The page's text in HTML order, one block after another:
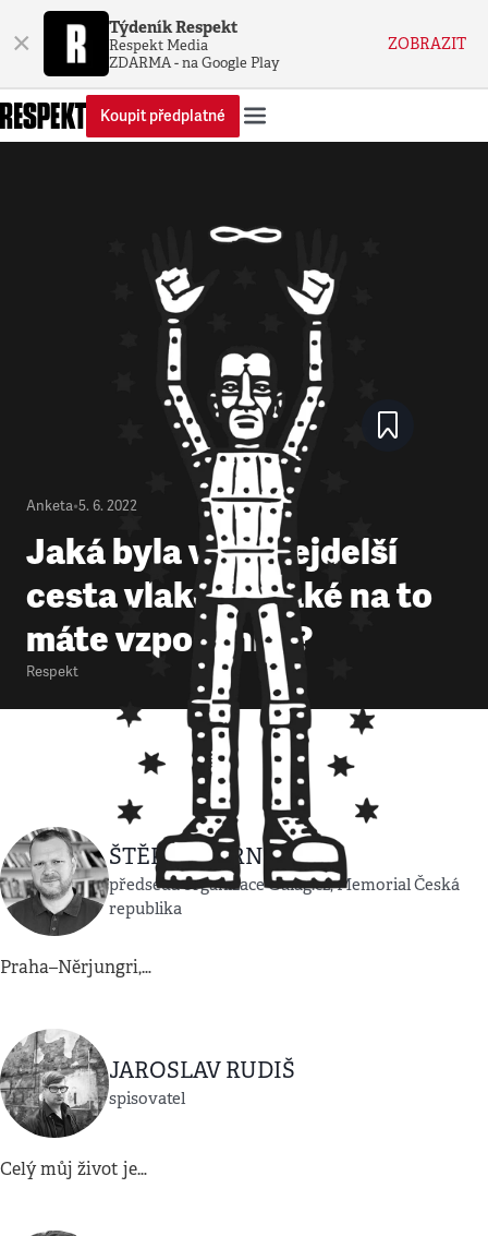
× Týdeník Respekt
Respekt Media
ZDARMA - na Google Play
ZOBRAZIT
Koupit předplatné
Anketa•5. 6. 2022
Jaká byla vaše nejdelší
cesta vlakem a jaké na to
máte vzpomínky?
Respekt
ŠTĚPÁN ČERNOUŠEK
předseda organizace Gulag.cz, Memorial Česká
republika
Praha–Něrjungri,…
JAROSLAV RUDIŠ
spisovatel
Celý můj život je…